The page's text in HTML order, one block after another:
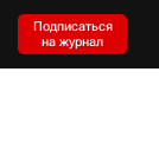
Подписаться
на журнал